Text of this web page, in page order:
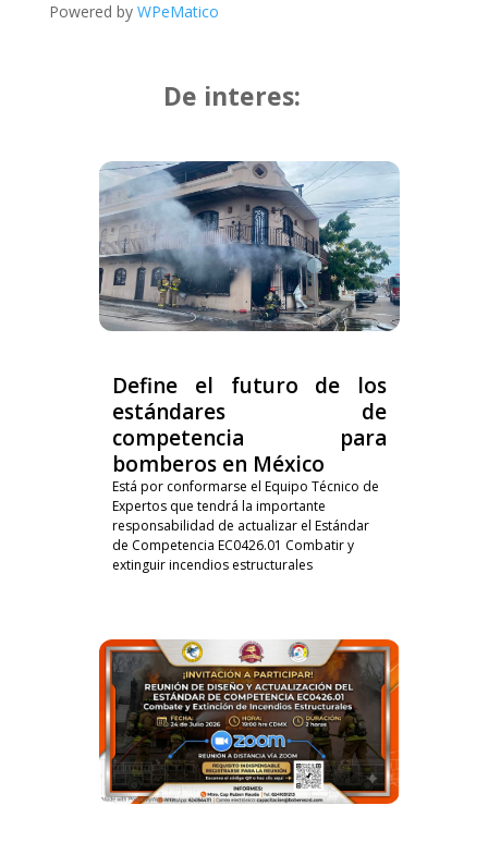
Powered by WPeMatico
De interes:
Define el futuro de los
estándares de
competencia para
bomberos en México
Está por conformarse el Equipo Técnico de
Expertos que tendrá la importante
responsabilidad de actualizar el Estándar
de Competencia EC0426.01 Combatir y
extinguir incendios estructurales